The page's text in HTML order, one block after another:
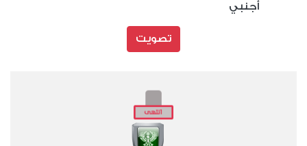
أجنبي
تصويت